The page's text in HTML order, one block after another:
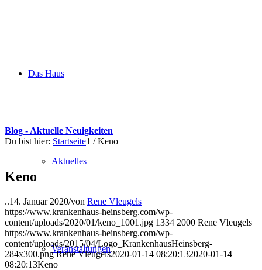
Das Haus
Aktuelles
Veranstaltungen
Blog - Aktuelle Neuigkeiten
Du bist hier: Startseite1 / Keno
Keno
..14. Januar 2020/von Rene Vleugels
https://www.krankenhaus-heinsberg.com/wp-
content/uploads/2020/01/keno_1001.jpg 1334 2000 Rene Vleugels
https://www.krankenhaus-heinsberg.com/wp-
content/uploads/2015/04/Logo_KrankenhausHeinsberg-
284x300.png Rene Vleugels2020-01-14 08:20:132020-01-14
08:20:13Keno